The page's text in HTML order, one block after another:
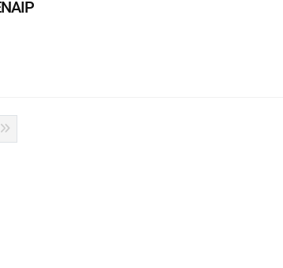
le preferenze relative ai